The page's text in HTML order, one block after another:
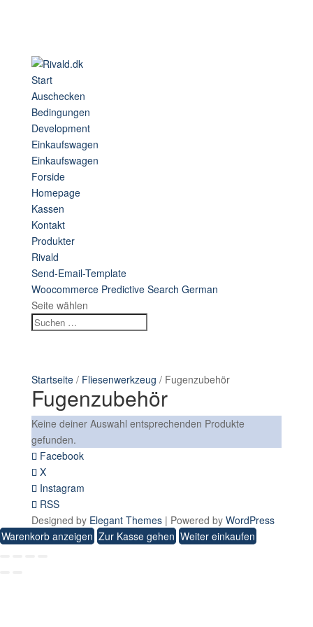
Start
Auschecken
Bedingungen
Development
Einkaufswagen
Einkaufswagen
Forside
Homepage
Kassen
Kontakt
Produkter
Rivald
Send-Email-Template
Woocommerce Predictive Search German
Seite wählen
Startseite/ Fliesenwerkzeug / Fugenzubehör
Fugenzubehör
Keine deiner Auswahl entsprechenden Produkte
gefunden.
Facebook
X
Instagram
RSS
Designed by Elegant Themes| Powered by WordPress
Warenkorb anzeigen Zur Kasse gehen Weiter einkaufen